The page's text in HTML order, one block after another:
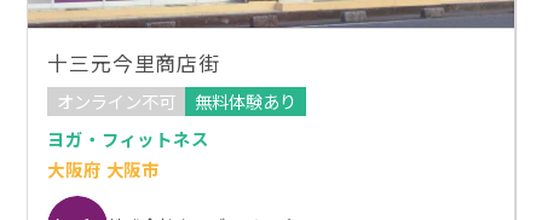
十三元今里商店街
オンライン不可
無料体験あり
ヨガ・フィットネス
大阪府 大阪市